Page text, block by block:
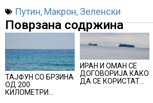
Путин, Макрон, Зеленски
Поврзана содржина
ТАЈФУН СО БРЗИНА
ОД 200
КИЛОМЕТРИ
ИРАН И ОМАН СЕ
ДОГОВОРИЈА КАКО
ДА СЕ КОРИСТАТ